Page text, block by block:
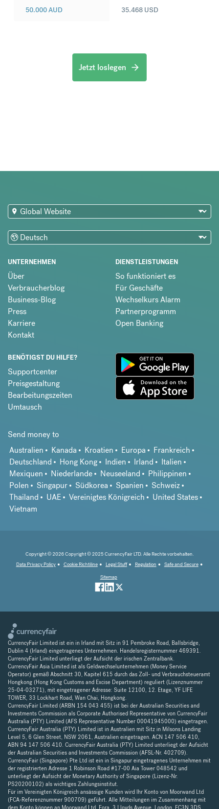
50.000AUD 35.468 USD
Jetzt loslegen
UNTERNEHMEN
Über
Verbraucherblog
Business-Blog
Press
Karriere
Kontakt
DIENSTLEISTUNGEN
So funktioniert es
Für Geschäfte
Wechselkurs Alarm
Partnerprogramm
Open Banking
BENÖTIGST DU HILFE?
Supportcenter
Preisgestaltung
Bearbeitungszeiten
Umtausch
Send money to
Australien
Kanada Kroatien Europa
Frankreich
Deutschland
Hong Kong Indien Irland
Italien
Mexiquen
Niederlande Neuseeland
Philippinen
Polen
Singapur Südkorea Spanien
Schweiz
Thailand
UAE Vereinigtes Königreich
United States
Vietnam
Copyright © 2026 Copyright © 2025 CurrencyFair LTD. Alle Rechte vorbehalten.
Data Privacy Policy
Cookie Richtiline Legal Stuff Regulation
Safe and Secure
Sitemap
CurrencyFair Limited ist ein in Irland mit Sitz in 91 Pembroke Road, Ballsbridge,
Dublin 4 (Irland) eingetragenes Unternehmen. Handelsregisternummer 469391.
CurrencyFair Limited unterliegt der Aufsicht der irischen Zentralbank.
CurrencyFair Asia Limited ist als Geldwechselunternehmen (Money Service
Operator) gemäß Abschnitt 30, Kapitel 615 durch das Zoll- und Verbrauchsteueramt
Hongkong (Hong Kong Customs and Excise Department) reguliert (Lizenznummer
25-04-03271), mit eingetragener Adresse: Suite 12100, 12. Etage, YF LIFE
TOWER, 33 Lockhart Road, Wan Chai, Hongkong.
CurrencyFair Limited (ARBN 154 043 455) ist bei der Australian Securities and
Investments Commission als Corporate Authorised Representative von CurrencyFair
Australia (PTY) Limited (AFS Representative Number 00041945000) eingetragen.
CurrencyFair Australia (PTY) Limited ist in Australien mit Sitz in Milsons Landing
Level 5, 6 Glen Street, NSW 2061, Australien eingetragen. ACN 147 506 410,
ABN 94 147 506 410. CurrencyFair Australia (PTY) Limited unterliegt der Aufsicht
der Australian Securities and Investments Commission (AFSL-Nr. 402709).
CurrencyFair (Singapore) Pte Ltd ist ein in Singapur eingetragenes Unternehmen mit
der registrierten Adresse 1 Robinson Road #17-00 Aia Tower 048542 und
unterliegt der Aufsicht der Monetary Authority of Singapore (Lizenz-Nr.
PS20200102) als wichtiges Zahlungsinstitut.
Für im Vereinigten Königreich ansässige Kunden wird Ihr Konto von Moorwand Ltd
(FCA-Referenznummer 900709) geführt. Alle Mitteilungen im Zusammenhang mit
dem Konto können an Moorwand Ltd, Fora, 3 Lloyds Avenue, London, EC3N 3DS,